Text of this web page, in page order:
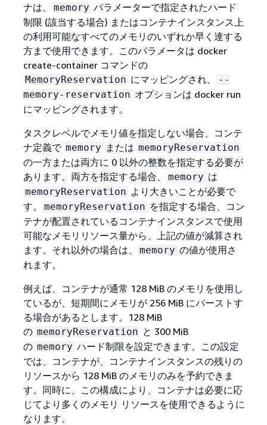
ナは、
memory パラメーターで指定されたハード
制限 (該当する場合) またはコンテナインスタンス上
の利用可能なすべてのメモリのいずれか早く達する
方まで使用できます。このパラメータは docker
create-container コマンドの
MemoryReservation にマッピングされ、
--
memory-reservation オプションは docker run
にマッピングされます。
タスクレベルでメモリ値を指定しない場合、コンテ
ナ定義で memory または memoryReservation
の一方または両方に 0 以外の整数を指定する必要が
あります。両方を指定する場合、
memory は
memoryReservation より大きいことが必要で
す。
memoryReservation を指定する場合、コン
テナが配置されているコンテナインスタンスで使用
可能なメモリリソース量から、上記の値が減算され
ます。それ以外の場合は、
memory の値が使用さ
れます。
例えば、コンテナが通常 128 MiB のメモリを使用し
ているが、短期間にメモリが 256 MiB にバーストす
る場合があるとします。128 MiB
の memoryReservation と 300 MiB
の memory ハード制限を設定できます。この設定
では、コンテナが、コンテナインスタンスの残りの
リソースから 128 MiB のメモリのみを予約できま
す。同時に、この構成により、コンテナは必要に応
じてより多くのメモリ リソースを使用できるように
なります。